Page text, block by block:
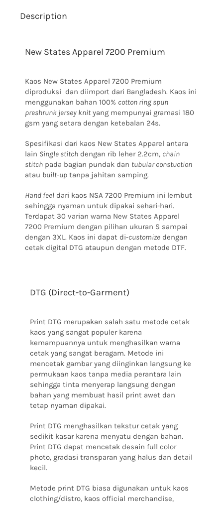
Description
New States Apparel 7200 Premium
Kaos New States Apparel 7200 Premium
diproduksi dan diimport dari Bangladesh. Kaos ini
menggunakan bahan 100% cotton ring spun
preshrunk jersey knit yang mempunyai gramasi 180
gsm yang setara dengan ketebalan 24s.
Spesifikasi dari kaos New States Apparel antara
lain Single stitch dengan rib leher 2.2cm, chain
stitch pada bagian pundak dan tubular constuction
atau built-up tanpa jahitan samping.
Hand feel dari kaos NSA 7200 Premium ini lembut
sehingga nyaman untuk dipakai sehari-hari.
Terdapat 30 varian warna New States Apparel
7200 Premium dengan pilihan ukuran S sampai
dengan 3XL. Kaos ini dapat di-customize dengan
cetak digital DTG ataupun dengan metode DTF.
DTG (Direct-to-Garment)
Print DTG merupakan salah satu metode cetak
kaos yang sangat populer karena
kemampuannya untuk menghasilkan warna
cetak yang sangat beragam. Metode ini
mencetak gambar yang diinginkan langsung ke
permukaan kaos tanpa media perantara lain
sehingga tinta menyerap langsung dengan
bahan yang membuat hasil print awet dan
tetap nyaman dipakai.
Print DTG menghasilkan tekstur cetak yang
sedikit kasar karena menyatu dengan bahan.
Print DTG dapat mencetak desain full color
photo, gradasi transparan yang halus dan detail
kecil.
Metode print DTG biasa digunakan untuk kaos
clothing/distro, kaos official merchandise,